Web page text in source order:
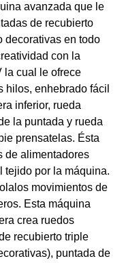
avanzada que le
de recubierto
decorativas en todo
con la
la cual le ofrece
hilos, enhebrado fácil
inferior, rueda
la puntada y rueda
prensatelas. Ésta
de alimentadores
tejido por la máquina.
movimientos de
Esta máquina
crea ruedos
recubierto triple
puntada de